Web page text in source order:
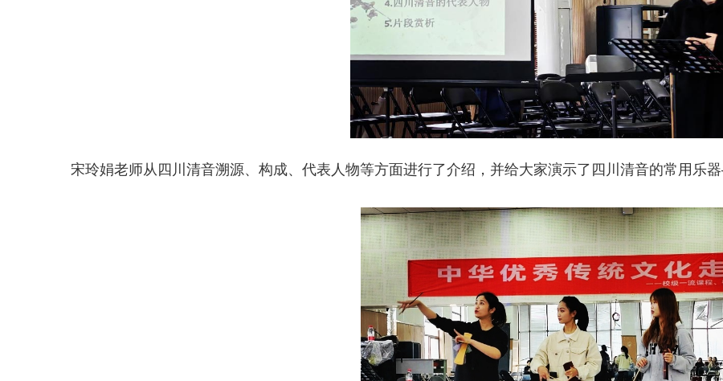
宋玲娟老师从四川清音溯源、构成、代表人物等方面进行了介绍，并给大家演示了四川清音的常用乐